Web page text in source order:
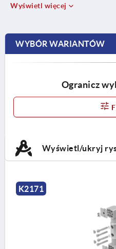
do profili: tworzywo sztuczne.
Śruby, podkładki i nakrętki do
Wyświetl więcej
WYBÓR WARIANTÓW
Ogranicz
Wyświetl/ukryj
K2171